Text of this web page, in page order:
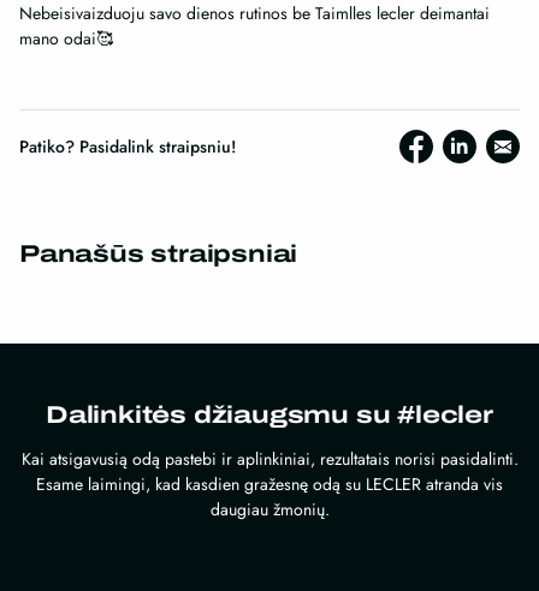
Nebeisivaizduoju savo dienos rutinos be Taimlles lecler deimantai
mano odai🥰
Patiko? Pasidalink straipsniu!
Panašūs straipsniai
Dalinkitės džiaugsmu su #lecler
Kai atsigavusią odą pastebi ir aplinkiniai, rezultatais norisi pasidalinti.
Esame laimingi, kad kasdien gražesnę odą su LECLER atranda vis
daugiau žmonių.